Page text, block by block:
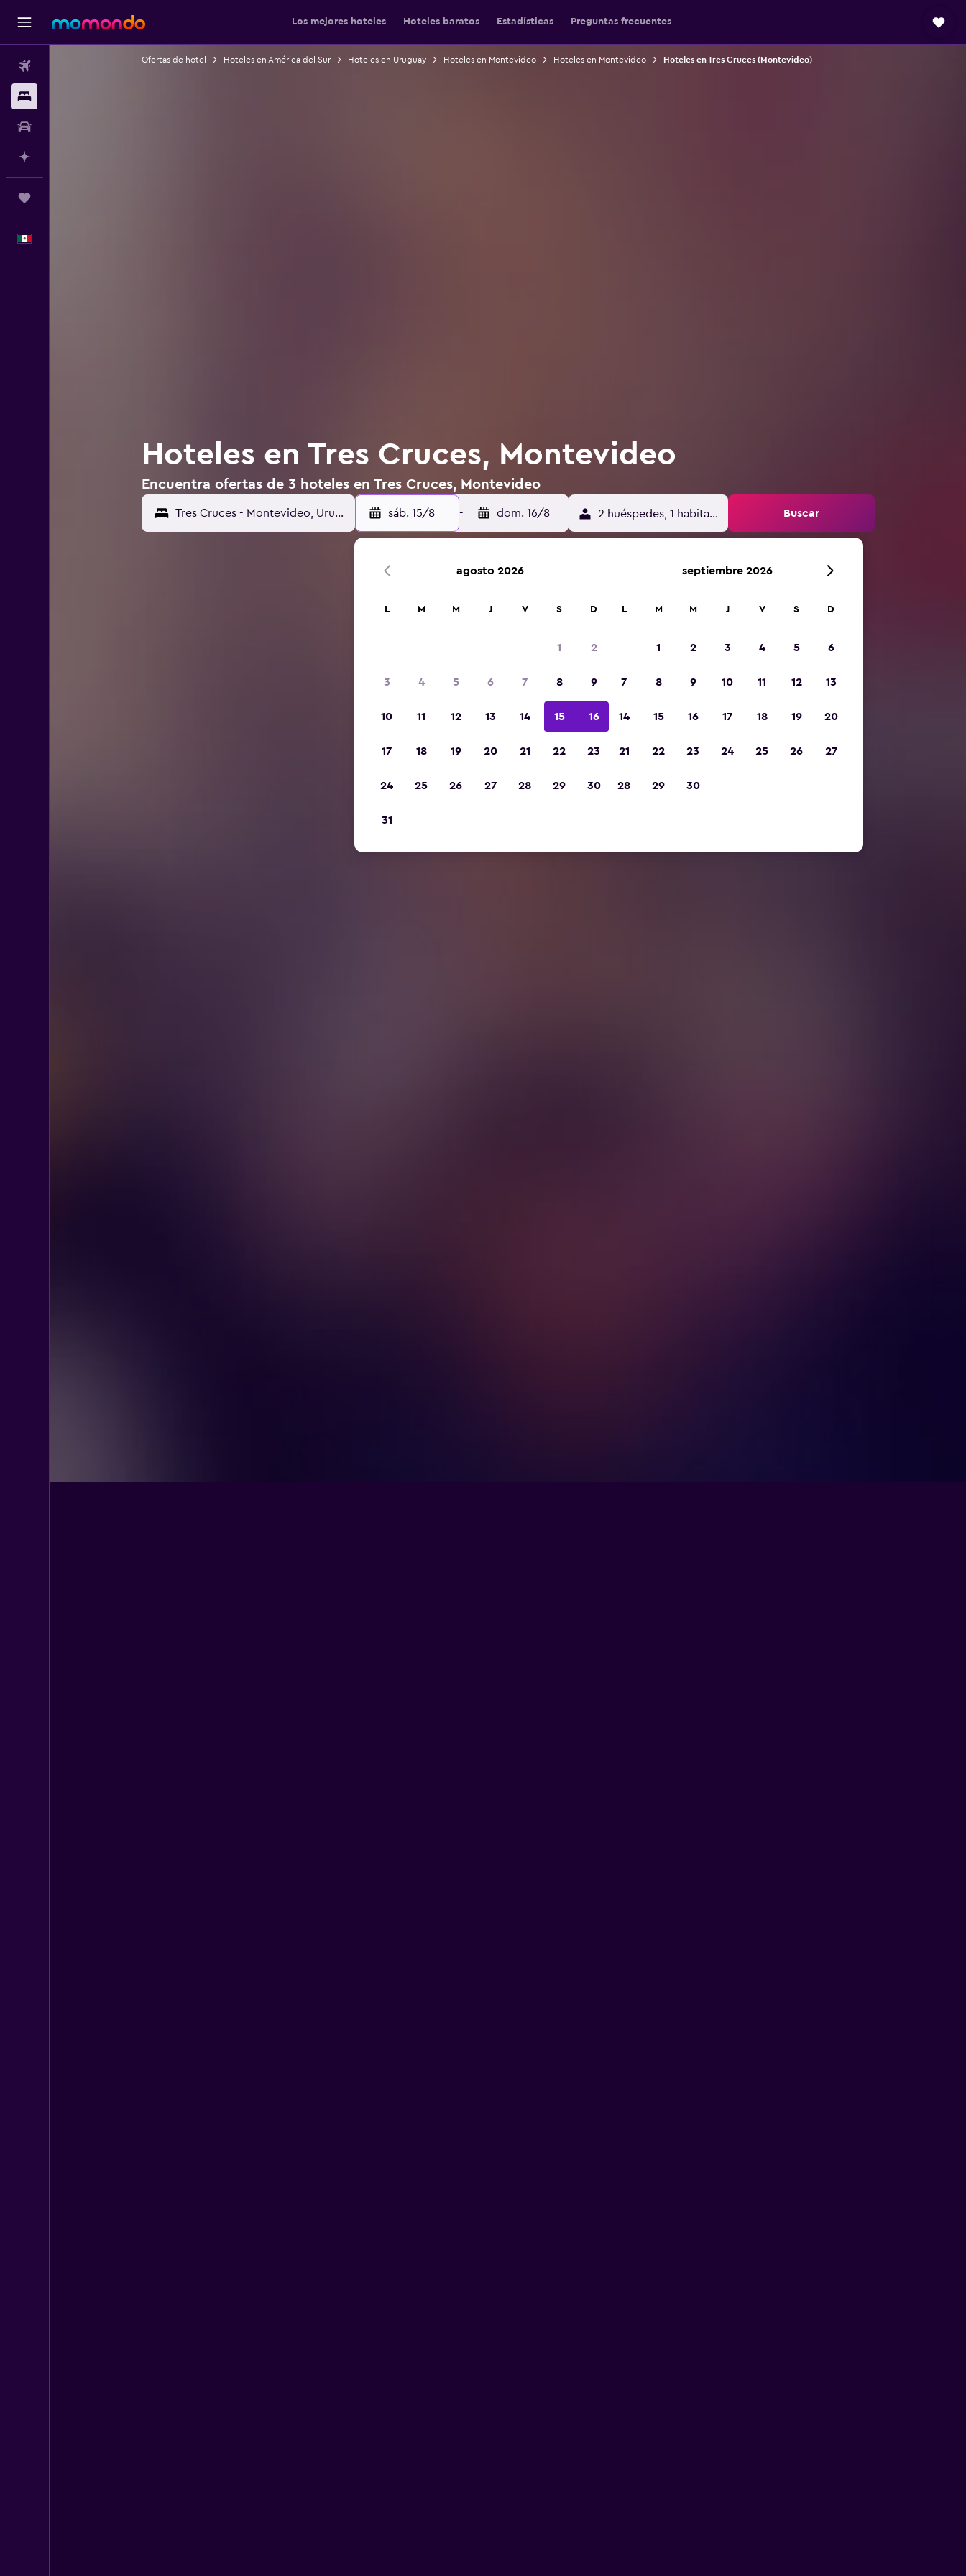
Los mejores hoteles Hoteles baratos Estadísticas Preguntas frecuentes
Ofertas de hotel Hoteles en América del Sur Hoteles en Uruguay Hoteles en Montevideo Hoteles en Montevideo Hoteles en Tres Cruces (Montevideo)
Hoteles en Tres Cruces, Montevideo
Encuentra ofertas de 3 hoteles en Tres Cruces, Montevideo
sáb. 15/8 - dom. 16/8 2 huéspedes, 1 habitación Buscar
agosto 2026
L M M J V S D
1 2
3 4 5 6 7 8 9
10 11 12 13 14 15 16
17 18 19 20 21 22 23
24 25 26 27 28 29 30
31
septiembre 2026
L M M J V S D
1 2 3 4 5 6
7 8 9 10 11 12 13
14 15 16 17 18 19 20
21 22 23 24 25 26 27
28 29 30